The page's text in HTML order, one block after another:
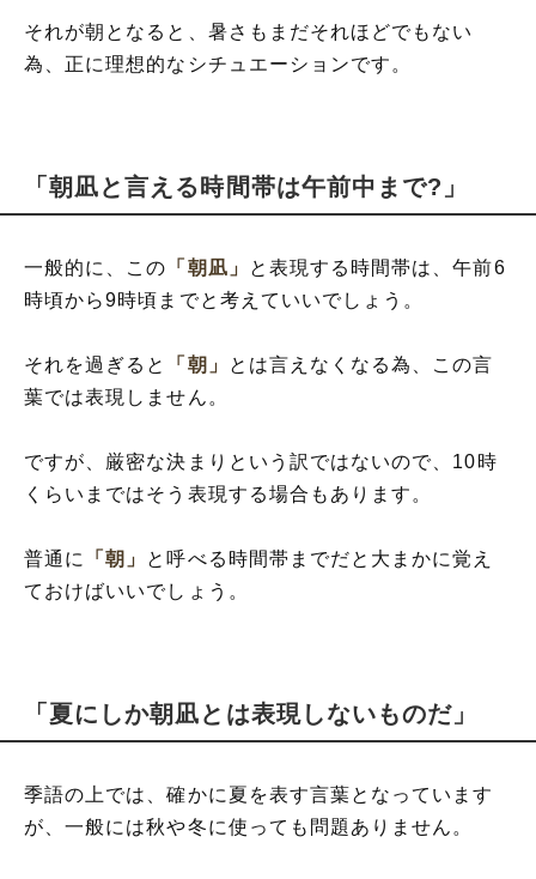
それが朝となると、暑さもまだそれほどでもない
為、正に理想的なシチュエーションです。
「朝凪と言える時間帯は午前中まで?」
一般的に、この 「朝凪」
と表現する時間帯は、午前6
時頃から9時頃までと考えていいでしょう。
それを過ぎると 「朝」
とは言えなくなる為、この言
葉では表現しません。
ですが、厳密な決まりという訳ではないので、10時
くらいまではそう表現する場合もあります。
普通に 「朝」 と呼べる時間帯までだと大まかに覚え
ておけばいいでしょう。
「夏にしか朝凪とは表現しないものだ」
季語の上では、確かに夏を表す言葉となっています
が、一般には秋や冬に使っても問題ありません。